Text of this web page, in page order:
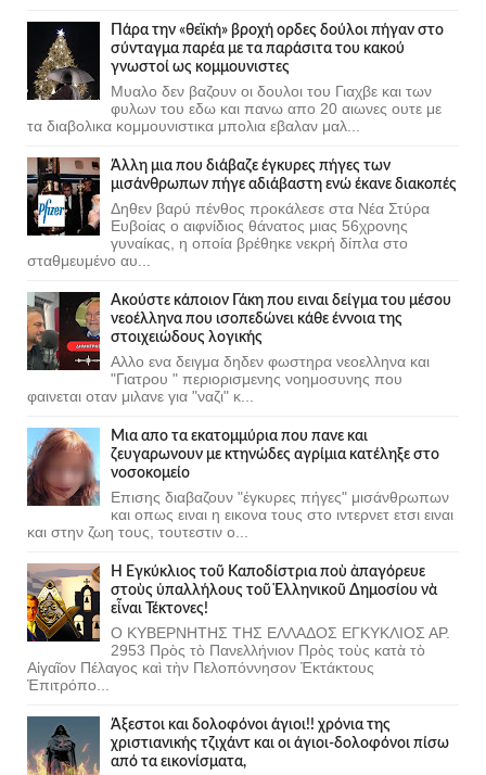
Πάρα την «θεϊκή» βροχή ορδες δούλοι πήγαν στο
σύνταγμα παρέα με τα παράσιτα του κακού
γνωστοί ως κομμουνιστες
Μυαλο δεν βαζουν οι δουλοι του Γιαχβε και των
φυλων του εδω και πανω απο 20 αιωνες ουτε με
τα διαβολικα κομμουνιστικα μπολια εβαλαν μαλ...
Άλλη μια που διάβαζε έγκυρες πήγες των
μισάνθρωπων πήγε αδιάβαστη ενώ έκανε διακοπές
Δηθεν βαρύ πένθος προκάλεσε στα Νέα Στύρα
Ευβοίας ο αιφνίδιος θάνατος μιας 56χρονης
γυναίκας, η οποία βρέθηκε νεκρή δίπλα στο
σταθμευμένο αυ...
Ακούστε κάποιον Γάκη που ειναι δείγμα του μέσου
νεοέλληνα που ισοπεδώνει κάθε έννοια της
στοιχειώδους λογικής
Αλλο ενα δειγμα δηδεν φωστηρα νεοελληνα και
"Γιατρου " περιορισμενης νοημοσυνης που
φαινεται οταν μιλανε για "ναζι" κ...
Μια απο τα εκατομμύρια που πανε και
ζευγαρωνουν με κτηνώδες αγρίμια κατέληξε στο
νοσοκομείο
Επισης διαβαζουν "έγκυρες πήγες" μισάνθρωπων
και οπως ειναι η εικονα τους στο ιντερνετ ετσι ειναι
και στην ζωη τους, τουτεστιν ο...
Ἡ Ἐγκύκλιος τοῦ Καποδίστρια ποὺ ἀπαγόρευε
στοὺς ὑπαλλήλους τοῦ Ἑλληνικοῦ Δημοσίου νὰ
εἶναι Τέκτονες!
Ο ΚΥΒΕΡΝΗΤΗΣ ΤΗΣ ΕΛΛΑΔΟΣ ΕΓΚΥΚΛΙΟΣ ΑΡ.
2953 Πρὸς τὸ Πανελλήνιον Πρὸς τοὺς κατὰ τὸ
Αἰγαῖον Πέλαγος καὶ τὴν Πελοπόννησον Ἐκτάκτους
Ἐπιτρόπο...
Άξεστοι και δολοφόνοι άγιοι!! χρόνια της
χριστιανικής τζιχάντ και οι άγιοι-δολοφόνοι πίσω
από τα εικονίσματα,